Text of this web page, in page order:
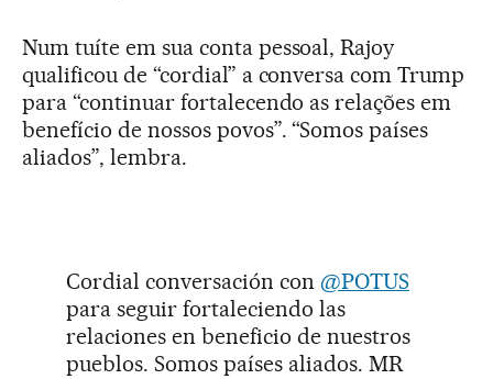
Num tuíte em sua conta pessoal, Rajoy
qualificou de “cordial” a conversa com Trump
para “continuar fortalecendo as relações em
benefício de nossos povos”. “Somos países
aliados”, lembra.
Cordial conversación con @POTUS
para seguir fortaleciendo las
relaciones en beneficio de nuestros
pueblos. Somos países aliados. MR